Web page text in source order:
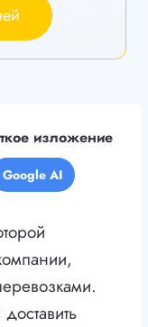
изложение
Google AI